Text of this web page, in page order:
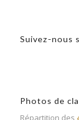
Suivez-nous
Photos de
Répartition des